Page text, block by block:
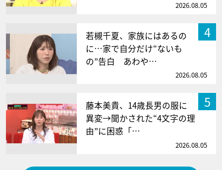
2026.08.05
4
若槻千夏、家族にはあるの
に…家で自分だけ“ないも
の”告白 あわや…
2026.08.05
5
藤本美貴、14歳長男の服に
異変→聞かされた“4文字の理
由”に困惑「…
2026.08.05